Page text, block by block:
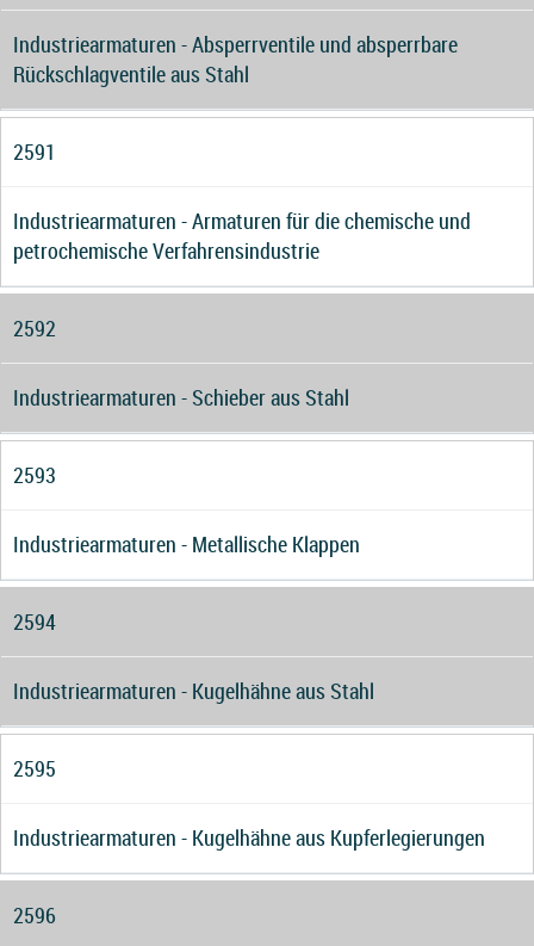
Industriearmaturen - Absperrventile und absperrbare
Rückschlagventile aus Stahl
2591
Industriearmaturen - Armaturen für die chemische und
petrochemische Verfahrensindustrie
2592
Industriearmaturen - Schieber aus Stahl
2593
Industriearmaturen - Metallische Klappen
2594
Industriearmaturen - Kugelhähne aus Stahl
2595
Industriearmaturen - Kugelhähne aus Kupferlegierungen
2596